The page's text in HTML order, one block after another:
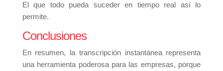
El que todo pueda suceder en tiempo real así lo
permite.
Conclusiones
En resumen, la transcripción instantánea representa
una herramienta poderosa para las empresas, porque